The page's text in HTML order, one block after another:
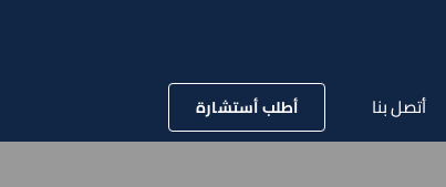
أتصل بنا أطلب أستشارة